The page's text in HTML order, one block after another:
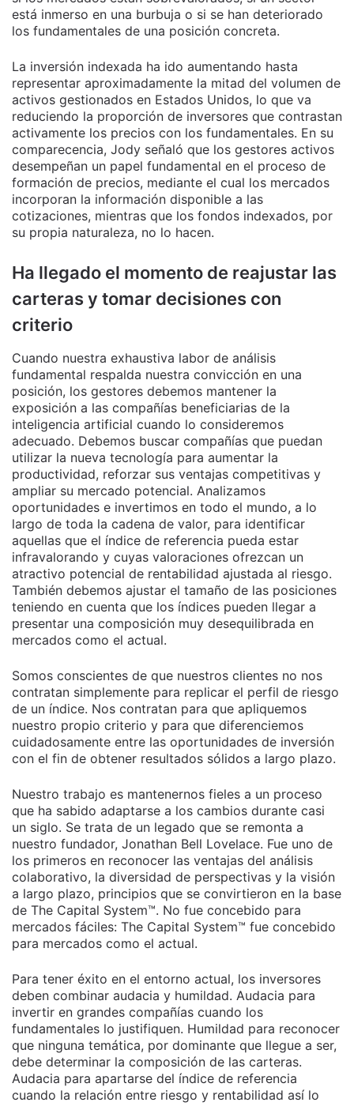
está inmerso en una burbuja o si se han deteriorado
los fundamentales de una posición concreta.
La inversión indexada ha ido aumentando hasta
representar aproximadamente la mitad del volumen de
activos gestionados en Estados Unidos, lo que va
reduciendo la proporción de inversores que contrastan
activamente los precios con los fundamentales. En su
comparecencia, Jody señaló que los gestores activos
desempeñan un papel fundamental en el proceso de
formación de precios, mediante el cual los mercados
incorporan la información disponible a las
cotizaciones, mientras que los fondos indexados, por
su propia naturaleza, no lo hacen.
Ha llegado el momento de reajustar las
carteras y tomar decisiones con
criterio
Cuando nuestra exhaustiva labor de análisis
fundamental respalda nuestra convicción en una
posición, los gestores debemos mantener la
exposición a las compañías beneficiarias de la
inteligencia artificial cuando lo consideremos
adecuado. Debemos buscar compañías que puedan
utilizar la nueva tecnología para aumentar la
productividad, reforzar sus ventajas competitivas y
ampliar su mercado potencial. Analizamos
oportunidades e invertimos en todo el mundo, a lo
largo de toda la cadena de valor, para identificar
aquellas que el índice de referencia pueda estar
infravalorando y cuyas valoraciones ofrezcan un
atractivo potencial de rentabilidad ajustada al riesgo.
También debemos ajustar el tamaño de las posiciones
teniendo en cuenta que los índices pueden llegar a
presentar una composición muy desequilibrada en
mercados como el actual.
Somos conscientes de que nuestros clientes no nos
contratan simplemente para replicar el perfil de riesgo
de un índice. Nos contratan para que apliquemos
nuestro propio criterio y para que diferenciemos
cuidadosamente entre las oportunidades de inversión
con el fin de obtener resultados sólidos a largo plazo.
Nuestro trabajo es mantenernos fieles a un proceso
que ha sabido adaptarse a los cambios durante casi
un siglo. Se trata de un legado que se remonta a
nuestro fundador, Jonathan Bell Lovelace. Fue uno de
los primeros en reconocer las ventajas del análisis
colaborativo, la diversidad de perspectivas y la visión
a largo plazo, principios que se convirtieron en la base
de The Capital System™. No fue concebido para
mercados fáciles: The Capital System™ fue concebido
para mercados como el actual.
Para tener éxito en el entorno actual, los inversores
deben combinar audacia y humildad. Audacia para
invertir en grandes compañías cuando los
fundamentales lo justifiquen. Humildad para reconocer
que ninguna temática, por dominante que llegue a ser,
debe determinar la composición de las carteras.
Audacia para apartarse del índice de referencia
cuando la relación entre riesgo y rentabilidad así lo